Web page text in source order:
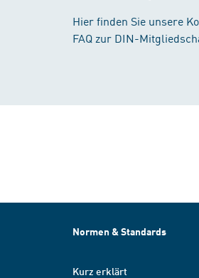
Hier finden Sie unsere
FAQ zur DIN-
Normen & Standards
Kurz erklärt